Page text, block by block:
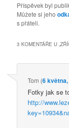
Příspěvek byl
Můžete si jeho
s přáteli.
3 KOMENTÁŘE U „
Tom (6
Fotky jak se
http://